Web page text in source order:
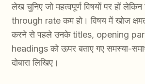
लेख चुनिए जो महत्वपूर्ण विषयों पर हों
through rate कम हो। विषय में खोज
करने से पहले उनके titles, opening
headings को ऊपर बताए गए समस्या-
दोबारा लिखिए।